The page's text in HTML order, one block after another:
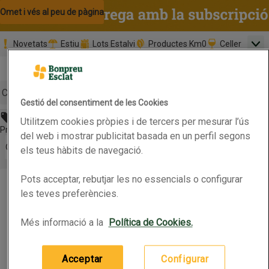
Omet i vés al contingut
Omet i vés a la cerca
Omet i vés al peu de pàgina
Novetats Estiu Lots Estalvi Productes Km0 Celler
Promoció clients nous
Botó del menú principal
Abans 6,25€
Preu rebaixat. Vàlid fins 13/07/2026
Obre-ho per veure una llista de les opcions d'ordenació
Ordena
Productes en oferta
KRAFFT Netejador insectesKRAFFT Netejador insectes
0.5L (12,50 € per litre)
6,25 €
Afegeix
Gestió del consentiment de les Cookies
Utilitzem cookies pròpies i de tercers per mesurar l’ús
del web i mostrar publicitat basada en un perfil segons
els teus hàbits de navegació.
Pots acceptar, rebutjar les no essencials o configurar
les teves preferències.
Més informació a la Política de Cookies.
Configurar
Acceptar